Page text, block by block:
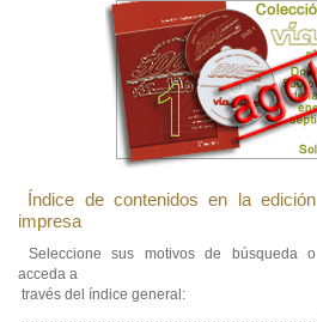
Índice de contenidos en la edición
impresa
Seleccione sus motivos de búsqueda o
acceda a
través del índice general: